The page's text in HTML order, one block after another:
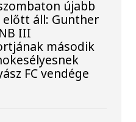
újabb
áll: Gunther
III
második
FC vendége